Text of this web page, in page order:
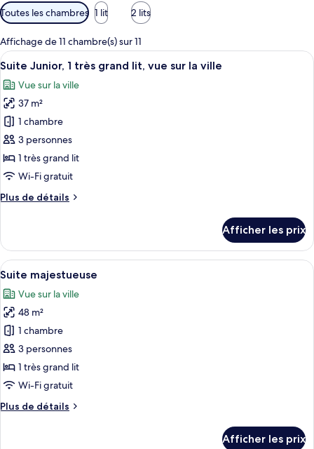
Filtres
disponibles
pour
les
chambres
Toutes les chambres 1 lit 2 lits
Affichage de 11 chambre(s) sur 11
Afficher
toutes
les
photos
pour
ce
type
de
chambre :
Suite
très
grand
lit,
vue
sur
la
ville
Un salon moderne avec un canapé,
3
Suite Junior, 1 très grand lit, vue sur la ville
Vue sur la ville
37 m²
1 chambre
3 personnes
1 très grand lit
Wi-Fi gratuit
Plus de détails
Plus
Suite
Junior,
1
grand
lit,
vue
sur
la
ville
Afficher les prix
Afficher
toutes
les
photos
pour
ce
type
de
chambre :
Suite
Une chambre d’hôtel avec un lit, un
10
Suite majestueuse
Vue sur la ville
48 m²
1 chambre
3 personnes
1 très grand lit
Wi-Fi gratuit
Plus de détails
Plus
Afficher les prix